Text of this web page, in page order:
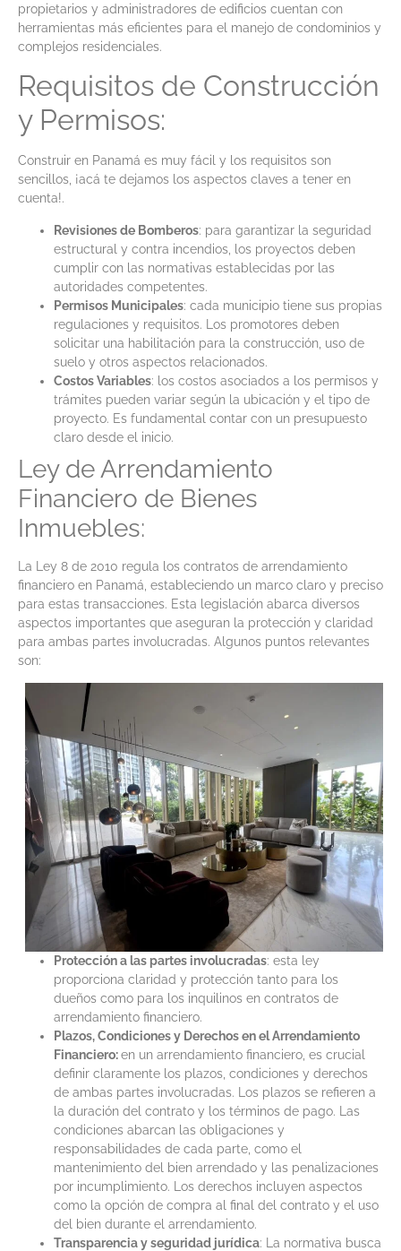
propietarios y administradores de edificios cuentan con
herramientas más eficientes para el manejo de condominios y
complejos residenciales.
Requisitos de Construcción
y Permisos:
Construir en Panamá es muy fácil y los requisitos son
sencillos, ¡acá te dejamos los aspectos claves a tener en
cuenta!.
Revisiones de Bomberos: para garantizar la seguridad
estructural y contra incendios, los proyectos deben
cumplir con las normativas establecidas por las
autoridades competentes.
Permisos Municipales: cada municipio tiene sus propias
regulaciones y requisitos. Los promotores deben
solicitar una habilitación para la construcción, uso de
suelo y otros aspectos relacionados.
Costos Variables: los costos asociados a los permisos y
trámites pueden variar según la ubicación y el tipo de
proyecto. Es fundamental contar con un presupuesto
claro desde el inicio.
Ley de Arrendamiento
Financiero de Bienes
Inmuebles:
La Ley 8 de 2010 regula los contratos de arrendamiento
financiero en Panamá, estableciendo un marco claro y preciso
para estas transacciones. Esta legislación abarca diversos
aspectos importantes que aseguran la protección y claridad
para ambas partes involucradas. Algunos puntos relevantes
son:
Protección a las partes involucradas: esta ley
proporciona claridad y protección tanto para los
dueños como para los inquilinos en contratos de
arrendamiento financiero.
Plazos, Condiciones y Derechos en el Arrendamiento
Financiero:en un arrendamiento financiero, es crucial
definir claramente los plazos, condiciones y derechos
de ambas partes involucradas. Los plazos se refieren a
la duración del contrato y los términos de pago. Las
condiciones abarcan las obligaciones y
responsabilidades de cada parte, como el
mantenimiento del bien arrendado y las penalizaciones
por incumplimiento. Los derechos incluyen aspectos
como la opción de compra al final del contrato y el uso
del bien durante el arrendamiento.
Transparencia y seguridad jurídica: La normativa busca